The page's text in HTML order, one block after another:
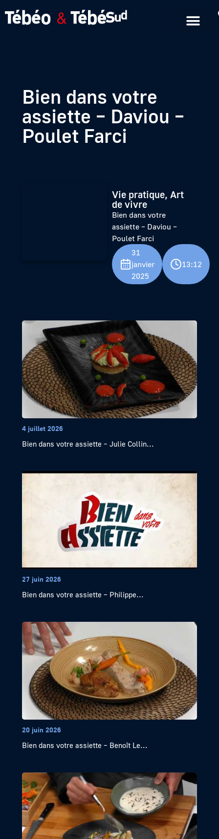
Bien dans votre
assiette – Daviou –
Poulet Farci
Vie pratique, Art
de vivre
Bien dans votre
assiette – Daviou –
Poulet Farci
31
janvier
2025
13:12
4 juillet 2026
Bien dans votre assiette – Julie Collin...
27 juin 2026
Bien dans votre assiette – Philippe...
20 juin 2026
Bien dans votre assiette – Benoît Le...